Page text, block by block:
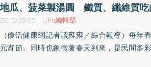
地瓜、菠菜製湯圓 鐵質、纖維質
2015/03/05 Uho編輯部
（優活健康網記者談雍雍／綜合報導）每年
元宵節。同時也象徵著春天到來，是民間多